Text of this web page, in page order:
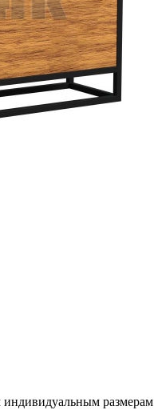
размерам